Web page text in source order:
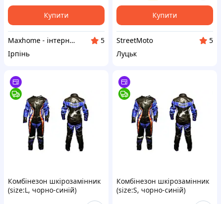
Купити
Maxhome - інтернет магазин
5
Ірпінь
Купити
StreetMoto
5
Луцьк
Комбінезон шкірозамінник
(size:L, чорно-синій)
Комбінезон шкірозамінник
(size:S, чорно-синій)